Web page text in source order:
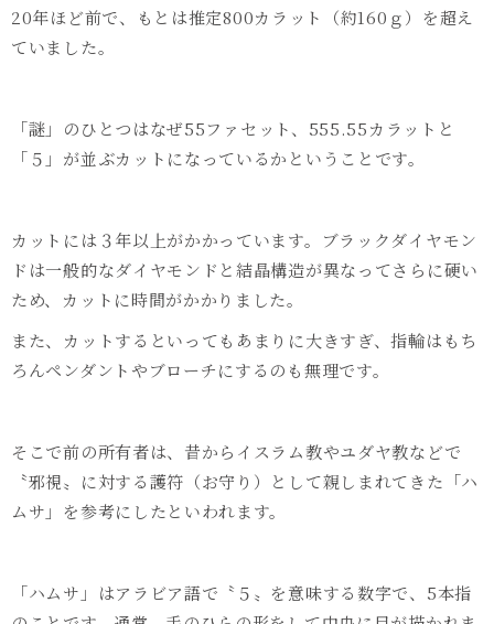
20年ほど前で、もとは推定800カラット（約160 ｇ）を超え
ていました。
「謎」のひとつはなぜ55ファセット、 555.55カラットと
「５」が並ぶカットになっているかということです。
カットには３年以上がかかっています。ブラックダイヤモン
ドは一般的なダイヤモンドと結晶構造が異なってさらに硬い
ため、カットに時間がかかりました。
また、カットするといってもあまりに大きすぎ、指輪はもち
ろんペンダントやブローチにするのも無理です。
そこで前の所有者は、昔からイスラム教やユダヤ教などで
〝邪視〟に対する護符（お守り）として親しまれてきた「ハ
ムサ」を参考にしたといわれます。
「ハムサ」はアラビア語で〝５〟を意味する数字で、 5本指